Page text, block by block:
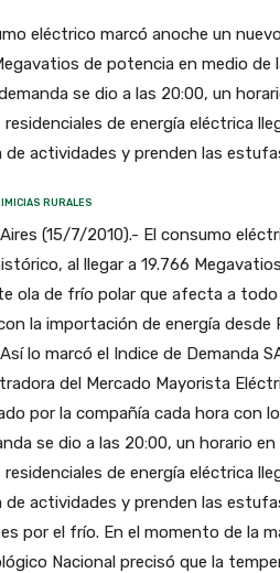
eléctrico marcó anoche un
de potencia en medio de
se dio a las 20:00, un
residenciales de energía eléctrica
de actividades y prenden las
RURALES
(15/7/2010).- El consumo
al llegar a 19.766
ola de frío polar que afecta a
la importación de energía desde
lo marcó el Indice de Demanda
del Mercado Mayorista
por la compañía cada hora con
se dio a las 20:00, un horario
residenciales de energía eléctrica
de actividades y prenden las
por el frío. En el momento de la
Nacional precisó que la